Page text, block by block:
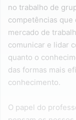
no trabalho de
competências que
mercado de
comunicar e lidar
quanto o
das formas mais
conhecimento.
O papel do